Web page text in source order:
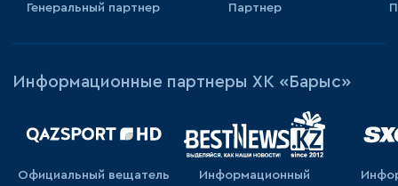
Генеральный партнер Партнер
Информационные партнеры ХК «Барыс»
Официальный вещатель
Информационный